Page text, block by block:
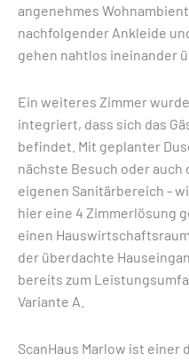
angenehmes
nachfolgender Ankleide
gehen nahtlos ineinander
Ein weiteres Zimmer
integriert, dass sich das
befindet. Mit geplanter
nächste Besuch oder auch
eigenen Sanitärbereich -
hier eine 4 Zimmerlösung
einen
der überdachte
bereits zum
Variante A.
ScanHaus Marlow ist